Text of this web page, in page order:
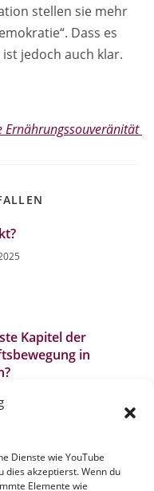
Dienste wie YouTube
dies akzeptierst. Wenn du
Elemente wie
stellen sie mehr
Dass es
jedoch auch klar.
Ernährungssouveränität
Kapitel der
in
in